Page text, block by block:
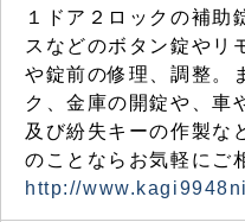
１ドア２ロックの補助
スなどのボタン錠やリ
や錠前の修理、調整。
ク、金庫の開錠や、車
及び紛失キーの作製な
のことならお気軽にご
http://